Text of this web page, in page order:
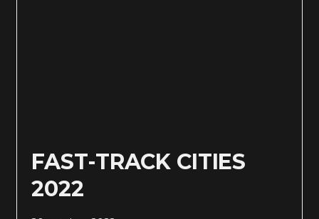
FAST-TRACK CITIES
2022